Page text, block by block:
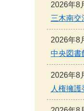
2026年8
三木南交
2026年8
中央図
2026年8
人権擁